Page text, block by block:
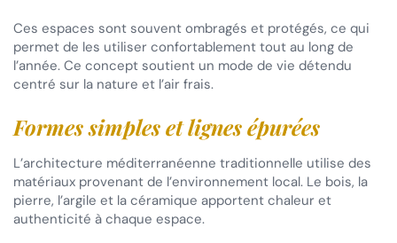
Ces espaces sont souvent ombragés et protégés, ce qui
permet de les utiliser confortablement tout au long de
l’année. Ce concept soutient un mode de vie détendu
centré sur la nature et l’air frais.
Formes simples et lignes épurées
L’architecture méditerranéenne traditionnelle utilise des
matériaux provenant de l’environnement local. Le bois, la
pierre, l’argile et la céramique apportent chaleur et
authenticité à chaque espace.